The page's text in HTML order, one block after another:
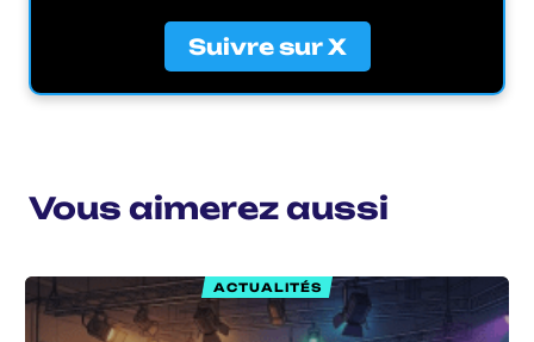
Suivre sur X
Vous aimerez aussi
ACTUALITÉS